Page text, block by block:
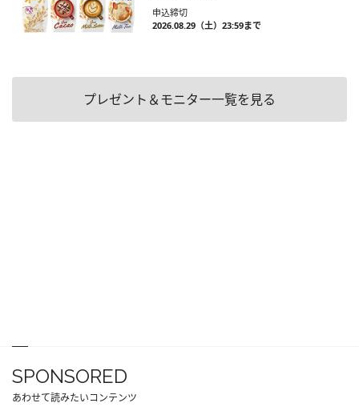
申込締切
2026.08.29（土）23:59まで
プレゼント＆モニター一覧を見る
SPONSORED
あわせて読みたいコンテンツ